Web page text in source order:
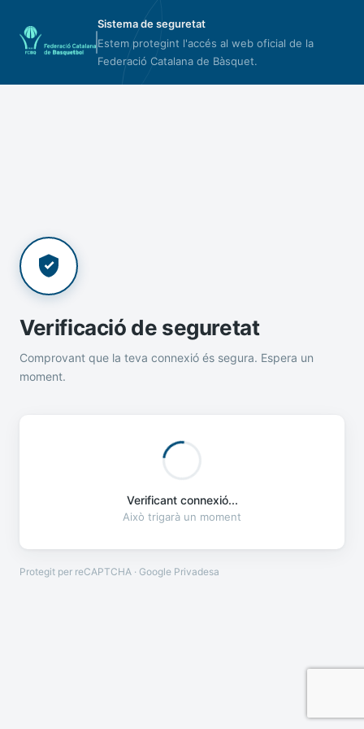
Sistema de seguretat
Estem protegint l'accés al web oficial de la
Federació Catalana de Bàsquet.
Verificació de seguretat
Comprovant que la teva connexió és segura. Espera un
moment.
Verificant connexió...
Això trigarà un moment
Protegit per reCAPTCHA · Google Privadesa